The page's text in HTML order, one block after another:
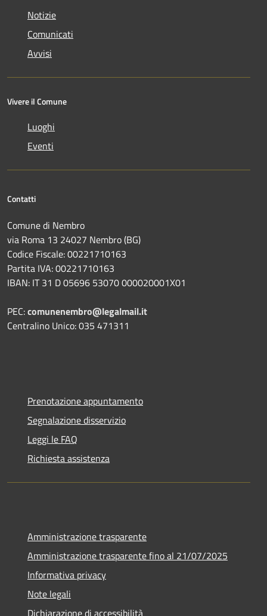
Notizie
Comunicati
Avvisi
Vivere il Comune
Luoghi
Eventi
Contatti
Comune di Nembro
via Roma 13 24027 Nembro (BG)
Codice Fiscale: 00221710163
Partita IVA: 00221710163
IBAN: IT 31 D 05696 53070 000020001X01
PEC:comunenembro@legalmail.it
Centralino Unico: 035 471311
Prenotazione appuntamento
Segnalazione disservizio
Leggi le FAQ
Richiesta assistenza
Amministrazione trasparente
Amministrazione trasparente fino al 21/07/2025
Informativa privacy
Note legali
Dichiarazione di accessibilità